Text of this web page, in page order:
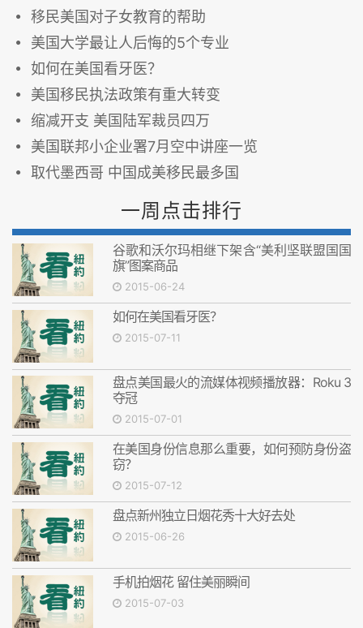
移民美国对子女教育的帮助
美国大学最让人后悔的5个专业
如何在美国看牙医？
美国移民执法政策有重大转变
缩减开支 美国陆军裁员四万
美国联邦小企业署7月空中讲座一览
取代墨西哥 中国成美移民最多国
一周点击排行
谷歌和沃尔玛相继下架含“美利坚联盟国国
旗”图案商品
2015-06-24
如何在美国看牙医？
2015-07-11
盘点美国最火的流媒体视频播放器：Roku 3
夺冠
2015-07-01
在美国身份信息那么重要，如何预防身份盗
窃？
2015-07-12
盘点新州独立日烟花秀十大好去处
2015-06-26
手机拍烟花 留住美丽瞬间
2015-07-03